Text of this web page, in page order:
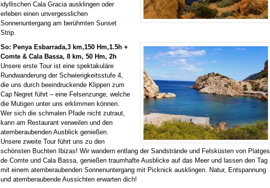
idyllischen Cala Gracia ausklingen oder
erleben einen unvergesslichen
Sonnenuntergang am berühmten Sunset
Strip.
So: Penya Esbarrada,3 km,150 Hm,1.5h +
Comte & Cala Bassa, 8 km, 50 Hm, 2h
Unsere erste Tour ist eine spektakuläre
Rundwanderung der Schwierigkeitsstufe 4,
die uns durch beeindruckende Klippen zum
Cap Negret führt – eine Felsenzunge, welche
die Mutigen unter uns erklimmen können.
Wer sich die schmalen Pfade nicht zutraut,
kann am Restaurant verweilen und den
atemberaubenden Ausblick genießen.
Unsere zweite Tour führt uns zu den
schönsten Buchten Ibizas! Wir wandern entlang der Sandstrände und Felsküsten von Platges
de Comte und Cala Bassa, genießen traumhafte Ausblicke auf das Meer und lassen den Tag
mit einem atemberaubenden Sonnenuntergang mit Picknick ausklingen. Natur, Entspannung
und atemberaubende Aussichten erwarten dich!